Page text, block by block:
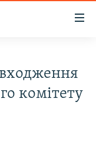
комітету